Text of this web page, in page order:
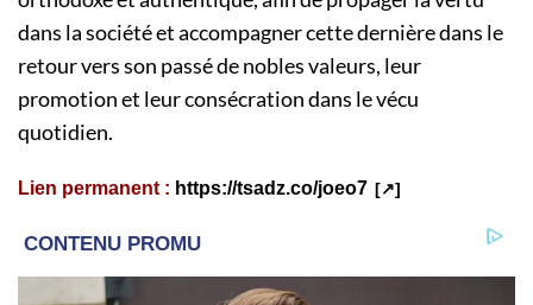
dans la société et accompagner cette dernière dans le
retour vers son passé de nobles valeurs, leur
promotion et leur consécration dans le vécu
quotidien.
Lien permanent : https://tsadz.co/joeo7